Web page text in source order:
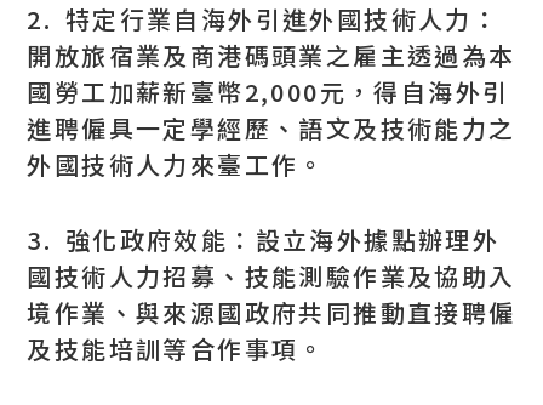
2. 特定行業自海外引進外國技術人力：
開放旅宿業及商港碼頭業之雇主透過為本
國勞工加薪新臺幣2,000元，得自海外引
進聘僱具一定學經歷、語文及技術能力之
外國技術人力來臺工作。
3. 強化政府效能：設立海外據點辦理外
國技術人力招募、技能測驗作業及協助入
境作業、與來源國政府共同推動直接聘僱
及技能培訓等合作事項。